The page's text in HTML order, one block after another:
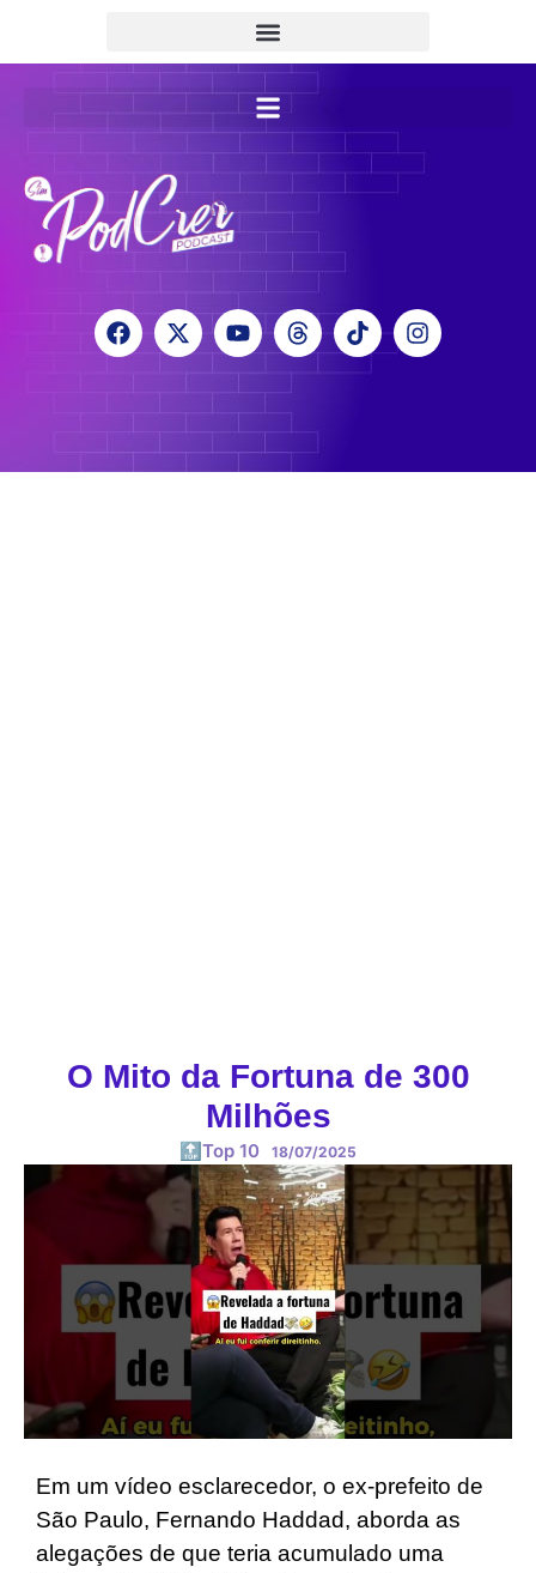
O Mito da Fortuna de 300
Milhões
🔝Top 10 18/07/2025
Em um vídeo esclarecedor, o ex-prefeito de
São Paulo, Fernando Haddad, aborda as
alegações de que teria acumulado uma